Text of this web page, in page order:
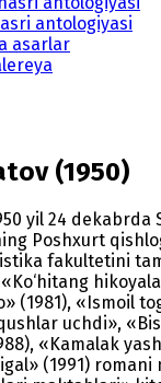
antologiyasi
asarlar
(1950)
yil 24 dekabrda
Poshxurt
fakultetini
(1981), «Ismoil
uchdi»,
«Kamalak
(1991) romani